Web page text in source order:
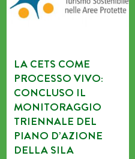
LA CETS COME
PROCESSO VIVO:
CONCLUSO IL
MONITORAGGIO
TRIENNALE DEL
PIANO D’AZIONE
DELLA SILA